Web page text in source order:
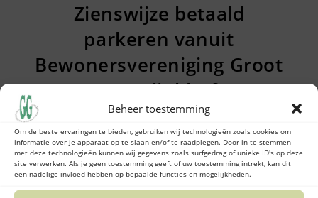
Beheer toestemming
Om de beste ervaringen te bieden, gebruiken wij technologieën zoals cookies om
informatie over je apparaat op te slaan en/of te raadplegen. Door in te stemmen
met deze technologieën kunnen wij gegevens zoals surfgedrag of unieke ID's op deze
site verwerken. Als je geen toestemming geeft of uw toestemming intrekt, kan dit
een nadelige invloed hebben op bepaalde functies en mogelijkheden.
Zienswijze betaald
parkeren vanuit
Bewonersvereniging Groot
Geerdinkhof
Bericht
auteur:
Wouter van Rennes
Bericht
gepubliceerd
op:
26 januari 2023
Namens de VVH Groot Geerdinkhof is door IJzer